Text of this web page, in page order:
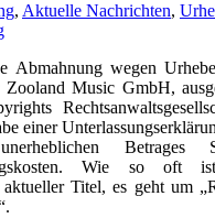
, Aktuelle Nachrichten,
Abmahnung wegen
Music GmbH,
einer
Betrages
Wie so oft
Titel, es geht um